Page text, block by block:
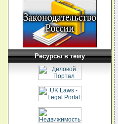
Ресурсы в тему